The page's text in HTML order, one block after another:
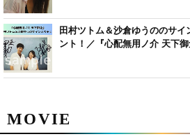
MOVIE
田村ツトム＆沙倉ゆうののサ
ント！／『心配無用ノ介 天下御